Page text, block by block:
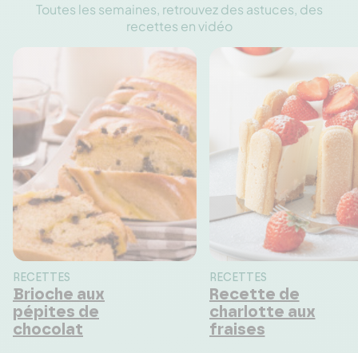
Toutes les semaines, retrouvez des astuces, des
recettes en vidéo
RECETTES
Brioche aux
pépites de
chocolat
RECETTES
Recette de
charlotte aux
fraises